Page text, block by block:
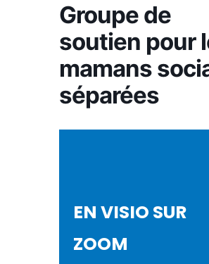
Groupe de
soutien pour
mamans
séparées
EN VISIO SUR
ZOOM